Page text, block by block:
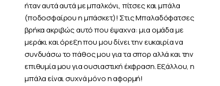
ήταν αυτά αυτά με μπαλκόνι, πίτσες και μπάλα
(ποδοσφαίρου η μπάσκετ)! Στις Μπαλαδόφατσες
βρήκα ακριβώς αυτό που έψαχνα: μια ομάδα με
μεράκι και όρεξη που μου δίνει την ευκαιρία να
συνδυάσω το πάθος μου για τα σπορ αλλά και την
επιθυμία μου για ουσιαστική έκφραση. Εξάλλου, η
μπάλα είναι συχνά μόνο η αφορμή!